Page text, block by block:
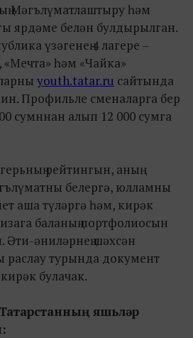
Мәгълүматлаштыру һәм
ярдәме белән булдырылган.
үзәгенең 4 лагере –
һәм «Чайка»
youth.tatar.ru сайтында
Профильле сменаларга бер
сумннан алып 12 000 сумга
рейтингын, аның
белергә, юлламны
аша түләргә һәм, кирәк
баланың портфолиосын
Әти-әниләрнең шәхсән
раслау турында документ
булачак.
яшьләр